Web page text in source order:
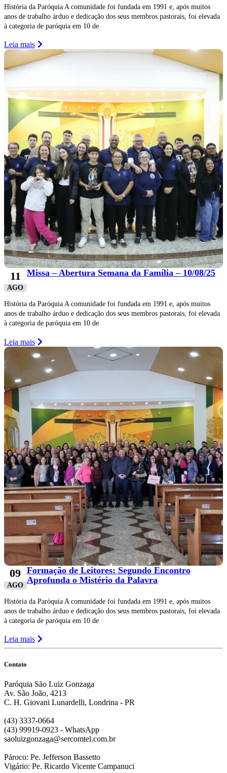
História da Paróquia A comunidade foi fundada em 1991 e, após muitos
anos de trabalho árduo e dedicação dos seus membros pastorais, foi elevada
à categoria de paróquia em 10 de
Leia mais
11
AGO
Missa – Abertura Semana da Família – 10/08/25
História da Paróquia A comunidade foi fundada em 1991 e, após muitos
anos de trabalho árduo e dedicação dos seus membros pastorais, foi elevada
à categoria de paróquia em 10 de
Leia mais
09
AGO
Formação de Leitores: Segundo Encontro
Aprofunda o Mistério da Palavra
História da Paróquia A comunidade foi fundada em 1991 e, após muitos
anos de trabalho árduo e dedicação dos seus membros pastorais, foi elevada
à categoria de paróquia em 10 de
Leia mais
Contato
Paróquia São Luiz Gonzaga
Av. São João, 4213
C. H. Giovani Lunardelli, Londrina - PR
(43) 3337-0664
(43) 99919-0923 - WhatsApp
saoluizgonzaga@sercomtel.com.br
Pároco: Pe. Jefferson Bassetto
Vigário: Pe. Ricardo Vicente Campanuci